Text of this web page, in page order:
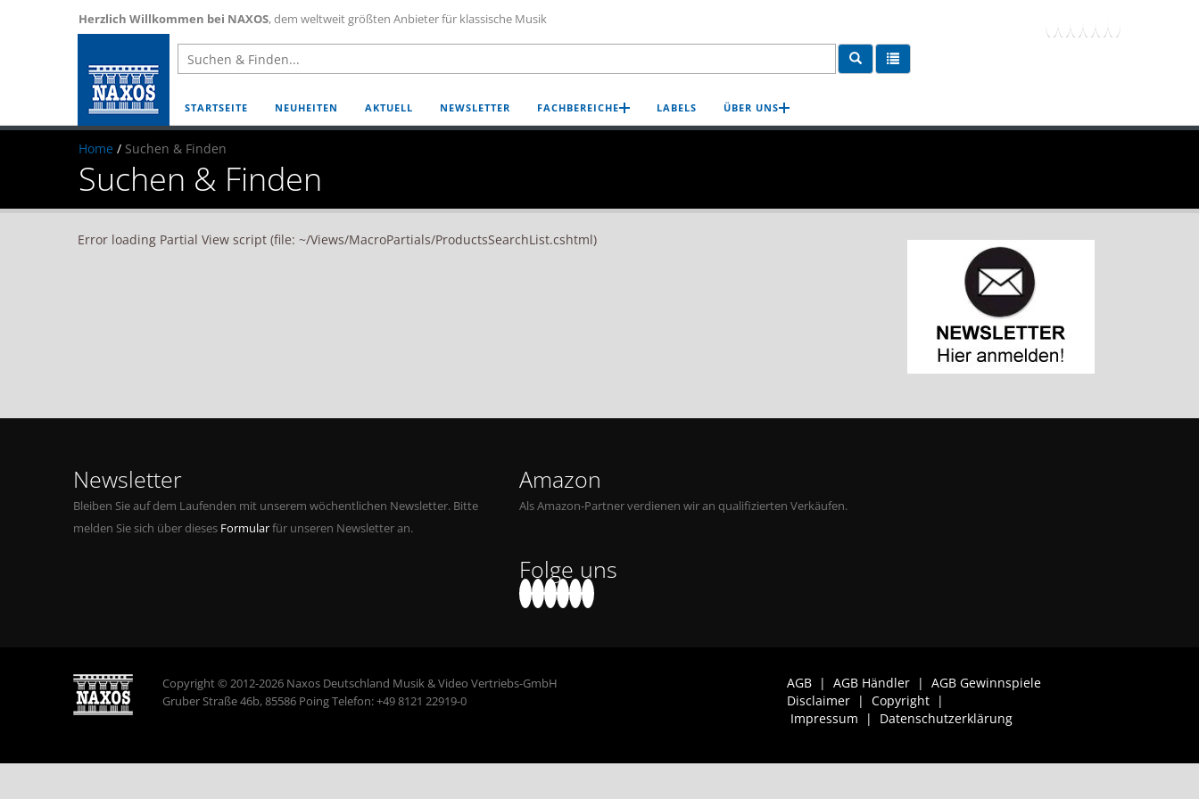
Herzlich Willkommen bei NAXOS, dem weltweit größten Anbieter für klassische Musik
STARTSEITE NEUHEITEN AKTUELL NEWSLETTER FACHBEREICHE LABELS ÜBER UNS
Home / Suchen & Finden
Suchen & Finden
Error loading Partial View script (file: ~/Views/MacroPartials/ProductsSearchList.cshtml)
Newsletter
Bleiben Sie auf dem Laufenden mit unserem wöchentlichen Newsletter. Bitte
melden Sie sich über dieses Formularfür unseren Newsletter an.
Amazon
Als Amazon-Partner verdienen wir an qualifizierten Verkäufen.
Folge uns
Copyright © 2012-2026 Naxos Deutschland Musik & Video Vertriebs-GmbH
Gruber Straße 46b, 85586 Poing Telefon: +49 8121 22919-0
AGB | AGB Händler | AGB Gewinnspiele
Disclaimer | Copyright |
Impressum
| Datenschutzerklärung